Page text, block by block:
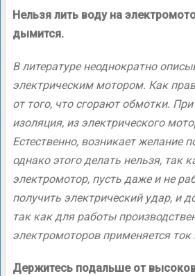
Нельзя лить воду на
дымится.
В литературе неоднократно
электрическим мотором. Как
от того, что сгорают обмотки.
изоляция, из электрического
Естественно, возникает желание
однако этого делать нельзя, так
электромотор, пусть даже и не
получить электрический удар, и
так как для работы
электромоторов применяется
Держитесь подальше от